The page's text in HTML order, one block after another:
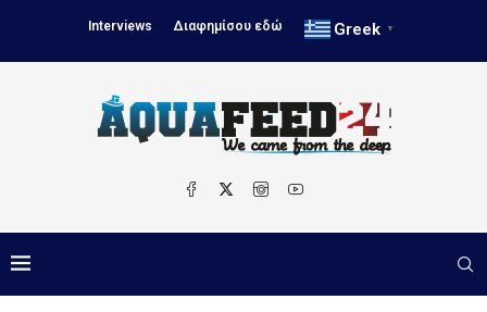
Interviews Διαφημίσου εδώ Greek ▼